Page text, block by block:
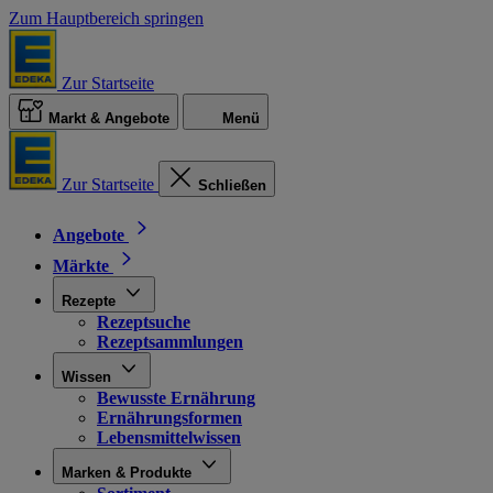
Zum Hauptbereich springen
Zur Startseite
Markt & Angebote Menü
Zur Startseite Schließen
Angebote
Märkte
Rezepte
Rezeptsuche
Rezeptsammlungen
Wissen
Bewusste Ernährung
Ernährungsformen
Lebensmittelwissen
Marken & Produkte